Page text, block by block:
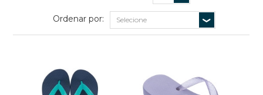
Ordenar por: